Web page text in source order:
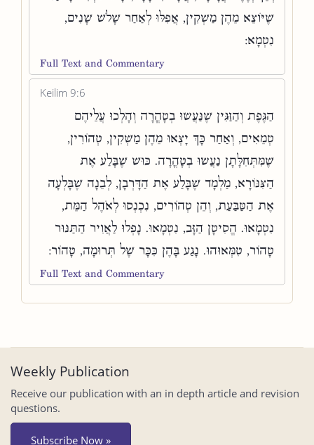
שֶׁיּוֹצֵא מֵהֶן מַשְׁקִין, אֲפִלּוּ לְאַחַר שָׁלֹשׁ שָׁנִים,
נִטְמָא:
Full Text and Commentary
Keilim 9:6
הַגֶּפֶת וְהַזַּגִּין שֶׁנַּעֲשׂוּ בְטָהֳרָה וְהָלְכוּ עֲלֵיהֶם
טְמֵאִים, וְאַחַר כָּךְ יָצְאוּ מֵהֶן מַשְׁקִין, טְהוֹרִין,
שֶׁמִּתְּחִלָּתָן נַעֲשׂוּ בְטָהֳרָה. כּוּשׁ שֶׁבָּלַע אֶת
הַצִּנּוֹרָא, מַלְמָד שֶׁבָּלַע אֶת הַדָּרְבָן, לְבֵנָה שֶׁבָּלְעָה
אֶת הַטַּבַּעַת, וְהֵן טְהוֹרִים, נִכְנְסוּ לְאֹהֶל הַמֵּת,
נִטְמָאוּ. הֱסִיטָן הַזָּב, נִטְמָאוּ. נָפְלוּ לַאֲוִיר הַתַּנּוּר
טָהוֹר, טִמְּאוּהוּ. נָגַע בָּהֶן כִּכָּר שֶׁל תְּרוּמָה, טָהוֹר:
Full Text and Commentary
Weekly Publication
Receive our publication with an in depth article and revision
questions.
Subscribe Now »